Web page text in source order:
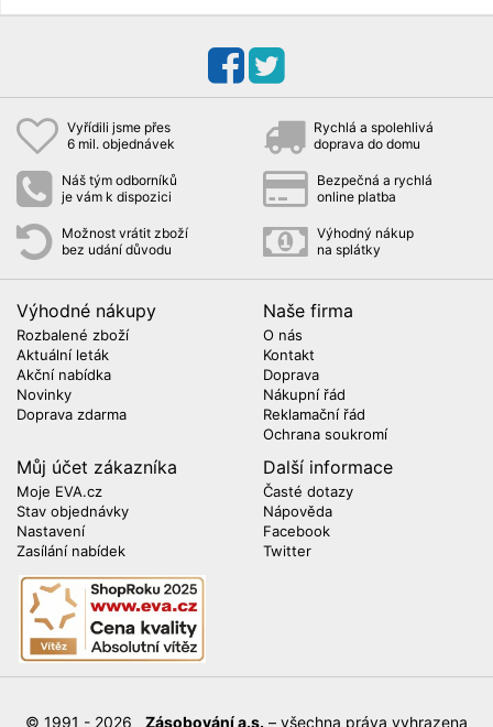
Vyřídili jsme přes
6 mil. objednávek
Rychlá a spolehlivá
doprava do domu
Náš tým odborníků
je vám k dispozici
Bezpečná a rychlá
online platba
Možnost vrátit zboží
bez udání důvodu
Výhodný nákup
na splátky
Výhodné nákupy
Rozbalené zboží
Aktuální leták
Akční nabídka
Novinky
Doprava zdarma
Naše firma
O nás
Kontakt
Doprava
Nákupní řád
Reklamační řád
Ochrana soukromí
Můj účet zákazníka
Moje EVA.cz
Stav objednávky
Nastavení
Zasílání nabídek
Další informace
Časté dotazy
Nápověda
Facebook
Twitter
© 1991 - 2026 Zásobování a.s. – všechna práva vyhrazena